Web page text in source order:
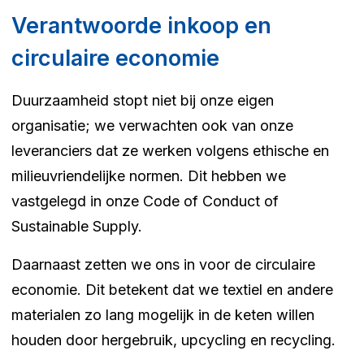
Verantwoorde inkoop en
circulaire economie
Duurzaamheid stopt niet bij onze eigen
organisatie; we verwachten ook van onze
leveranciers dat ze werken volgens ethische en
milieuvriendelijke normen. Dit hebben we
vastgelegd in onze Code of Conduct of
Sustainable Supply.
Daarnaast zetten we ons in voor de circulaire
economie. Dit betekent dat we textiel en andere
materialen zo lang mogelijk in de keten willen
houden door hergebruik, upcycling en recycling.